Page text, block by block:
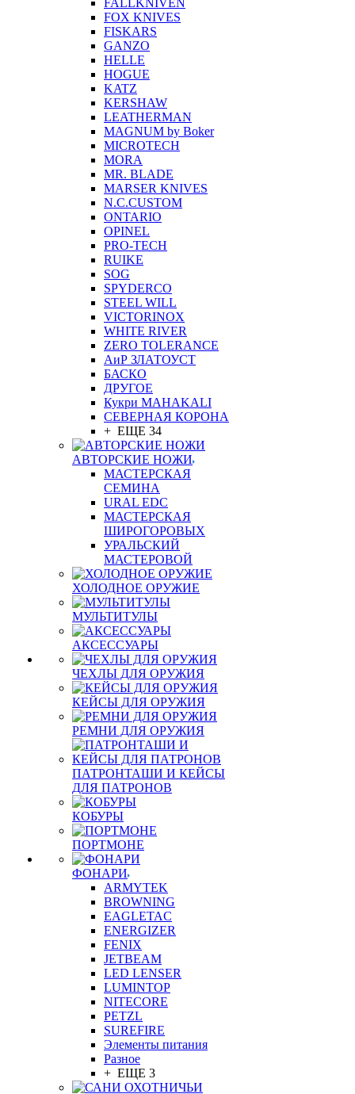
FALLKNIVEN
FOX KNIVES
FISKARS
GANZO
HELLE
HOGUE
KATZ
KERSHAW
LEATHERMAN
MAGNUM by Boker
MICROTECH
MORA
MR. BLADE
MARSER KNIVES
N.C.CUSTOM
ONTARIO
OPINEL
PRO-TECH
RUIKE
SOG
SPYDERCO
STEEL WILL
VICTORINOX
WHITE RIVER
ZERO TOLERANCE
АиР ЗЛАТОУСТ
БАСКО
ДРУГОЕ
Кукри MAHAKALI
СЕВЕРНАЯ КОРОНА
+ ЕЩЕ 34
АВТОРСКИЕ НОЖИ
МАСТЕРСКАЯ
СЕМИНА
URAL EDC
МАСТЕРСКАЯ
ШИРОГОРОВЫХ
УРАЛЬСКИЙ
МАСТЕРОВОЙ
ХОЛОДНОЕ ОРУЖИЕ
МУЛЬТИТУЛЫ
АКСЕССУАРЫ
ЧЕХЛЫ ДЛЯ ОРУЖИЯ
КЕЙСЫ ДЛЯ ОРУЖИЯ
РЕМНИ ДЛЯ ОРУЖИЯ
ПАТРОНТАШИ И КЕЙСЫ
ДЛЯ ПАТРОНОВ
КОБУРЫ
ПОРТМОНЕ
ФОНАРИ
ARMYTEK
BROWNING
EAGLETAC
ENERGIZER
FENIX
JETBEAM
LED LENSER
LUMINTOP
NITECORE
PETZL
SUREFIRE
Элементы питания
Разное
+ ЕЩЕ 3